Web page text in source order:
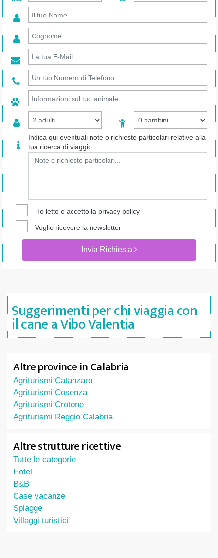
Indica qui eventuali note o richieste particolari relative alla
tua ricerca di viaggio:
Ho letto e accetto la privacy policy
Voglio ricevere la newsletter
Invia Richiesta
Suggerimenti per chi viaggia con
il cane a Vibo Valentia
Altre province in Calabria
Agriturismi Catanzaro
Agriturismi Cosenza
Agriturismi Crotone
Agriturismi Reggio Calabria
Altre strutture ricettive
Tutte le categorie
Hotel
B&B
Case vacanze
Spiagge
Villaggi turistici